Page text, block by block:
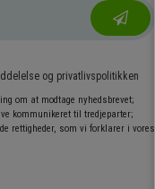
og privatlivspolitikken
om at modtage nyhedsbrevet;
kommunikeret til tredjeparter;
rettigheder, som vi forklarer i vores